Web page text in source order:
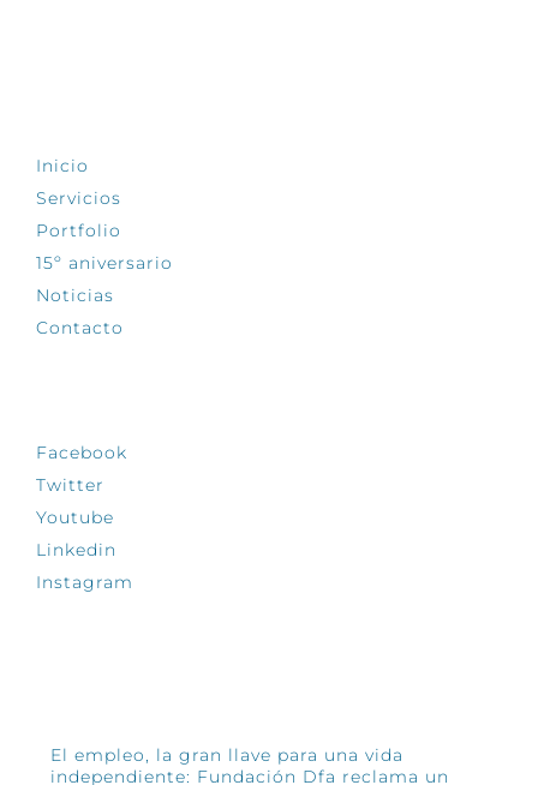
Inicio
Servicios
Portfolio
15º aniversario
Noticias
Contacto
Facebook
Twitter
Youtube
Linkedin
Instagram
El empleo, la gran llave para una vida
independiente: Fundación Dfa reclama un